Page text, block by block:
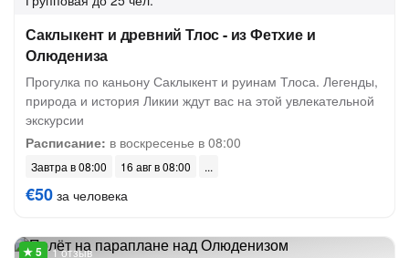
Саклыкент и древний Тлос - из Фетхие и
Олюдениза
Прогулка по каньону Саклыкент и руинам Тлоса. Легенды,
природа и история Ликии ждут вас на этой увлекательной
экскурсии
Расписание: в воскресенье в 08:00
Завтра в 08:00 16 авг в 08:00
€50 за человека
1 отзыв